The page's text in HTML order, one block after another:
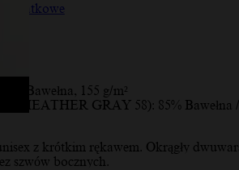
dodatkowe
Bawełna, 155 g/m²
(HEATHER GRAY 58): 85% Bawełna
z krótkim rękawem. Okrągły
szwów bocznych.